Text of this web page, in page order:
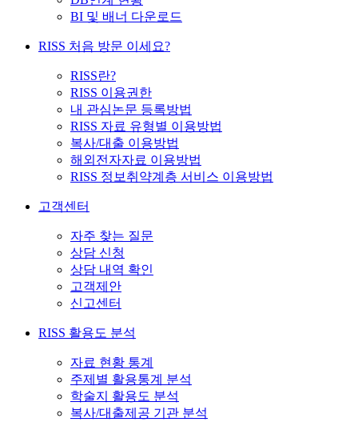
BI 및 배너 다운로드
RISS 처음 방문 이세요?
RISS란?
RISS 이용권한
내 관심논문 등록방법
RISS 자료 유형별 이용방법
복사/대출 이용방법
해외전자자료 이용방법
RISS 정보취약계층 서비스 이용방법
고객센터
자주 찾는 질문
상담 신청
상담 내역 확인
고객제안
신고센터
RISS 활용도 분석
자료 현황 통계
주제별 활용통계 분석
학술지 활용도 분석
복사/대출제공 기관 분석